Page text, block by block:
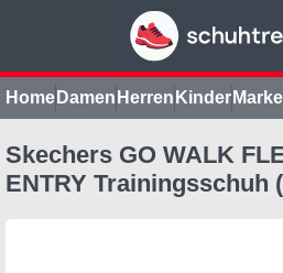
Home Damen Herren Kinder
Skechers GO WALK
ENTRY Trainingsschuh